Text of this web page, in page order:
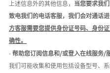
上述信息外的其他信息， 当您要求我
致电我们的电话客服，我们会对通话进
方客服需要您提供身份证号码、身份
确性。
- 帮助您订阅信息和 /或登入在线服务/
我们可能收集和使用包括设备型号、